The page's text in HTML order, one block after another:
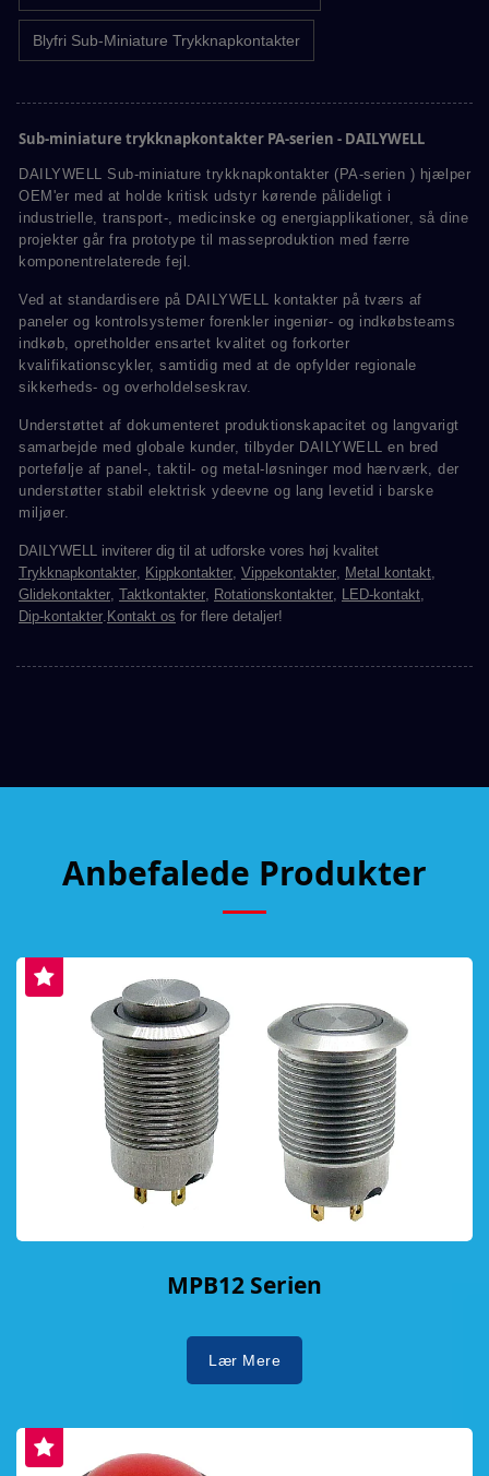
Blyfri Sub-Miniature Trykknapkontakter
Sub-miniature trykknapkontakter PA-serien - DAILYWELL
DAILYWELL Sub-miniature trykknapkontakter (PA-serien ) hjælper
OEM'er med at holde kritisk udstyr kørende pålideligt i
industrielle, transport-, medicinske og energiapplikationer, så dine
projekter går fra prototype til masseproduktion med færre
komponentrelaterede fejl.
Ved at standardisere på DAILYWELL kontakter på tværs af
paneler og kontrolsystemer forenkler ingeniør- og indkøbsteams
indkøb, opretholder ensartet kvalitet og forkorter
kvalifikationscykler, samtidig med at de opfylder regionale
sikkerheds- og overholdelseskrav.
Understøttet af dokumenteret produktionskapacitet og langvarigt
samarbejde med globale kunder, tilbyder DAILYWELL en bred
portefølje af panel-, taktil- og metal-løsninger mod hærværk, der
understøtter stabil elektrisk ydeevne og lang levetid i barske
miljøer.
DAILYWELL inviterer dig til at udforske vores høj kvalitet
Trykknapkontakter, Kippkontakter, Vippekontakter, Metal kontakt,
Glidekontakter, Taktkontakter, Rotationskontakter, LED-kontakt,
Dip-kontakter. Kontakt os for flere detaljer!
Anbefalede Produkter
MPB12 Serien
Lær Mere